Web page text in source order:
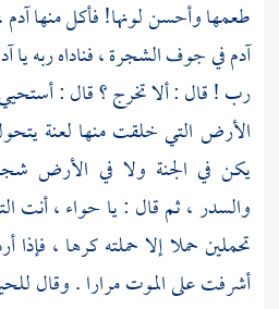
طعمها وأحسن لونها! فأكل منهاآدم
آدمفي جوف الشجرة ، فناداه ربه يا
رب ! قال : ألا تخرج ؟ قال :
الأرض التي خلقت منها لعنة
يكن في الجنة ولا في الأرض
والسدر ، ثم قال : يا حواء ،أنت
تحملين حملا إلا حملته كرها ،
أشرفت على الموت مرارا . وقال